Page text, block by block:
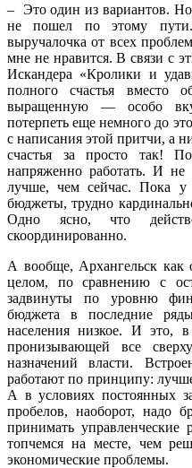
– Это один из вариантов.
не пошел по этому
выручалочка от всех
мне не нравится. В связи с
Искандера «Кролики и
полного счастья вместо
выращенную — особо
потерпеть еще немного до
с написания этой притчи, а
счастья за просто так!
напряженно работать. И не
лучше, чем сейчас. Пока у
бюджеты, трудно
Одно ясно, что
скоординированно.
А вообще, Архангельск как
целом, по сравнению с
задвинуты по уровню
бюджета в последние
населения низкое. И это, в
пронизывающей все
назначений власти.
работают по принципу:
А в условиях постоянных
пробелов, наоборот, надо
принимать
топчемся на месте, чем
экономические проблемы.